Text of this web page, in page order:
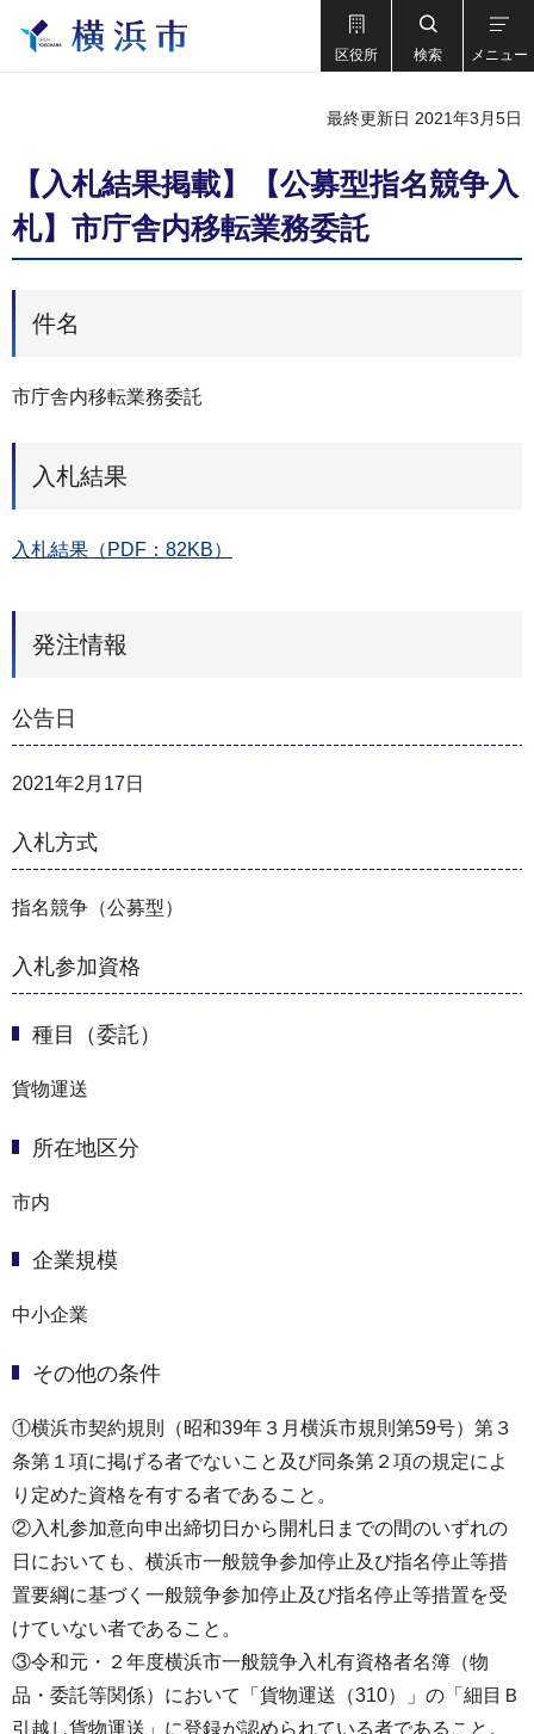
区役所 検索 メニュー
最終更新日 2021年3月5日
【入札結果掲載】【公募型指名競争入
札】市庁舎内移転業務委託
件名
市庁舎内移転業務委託
入札結果
入札結果（PDF：82KB）
発注情報
公告日
2021年2月17日
入札方式
指名競争（公募型）
入札参加資格
種目（委託）
貨物運送
所在地区分
市内
企業規模
中小企業
その他の条件
①横浜市契約規則（昭和39年３月横浜市規則第59号）第３
条第１項に掲げる者でないこと及び同条第２項の規定によ
り定めた資格を有する者であること。
②入札参加意向申出締切日から開札日までの間のいずれの
日においても、横浜市一般競争参加停止及び指名停止等措
置要綱に基づく一般競争参加停止及び指名停止等措置を受
けていない者であること。
③令和元・２年度横浜市一般競争入札有資格者名簿（物
品・委託等関係）において「貨物運送（310）」の「細目Ｂ
引越し貨物運送」に登録が認められている者であること。